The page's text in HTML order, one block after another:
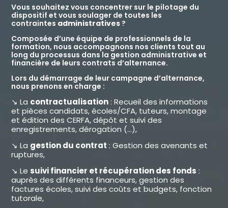
Vous souhaitez vous concentrer sur le pilotage du
dispositif et vous soulager de toutes les
contraintes administratives ?
Composée d’une équipe de professionnels de la
formation, nous accompagnons nos clients tout au
long du processus dans la gestion administrative et
financière de leurs contrats d’alternance.
Lors du démarrage de leur campagne d’alternance,
nous prenons en charge :
↘️ La contractualisation: Recueil des informations
et pièces candidats, écoles/CFA, tuteurs, montage
et édition des CERFA, dépôt et suivi des
enregistrements, dérogation (…),
↘️ La gestion du contrat : Gestion des avenants et
ruptures,
↘️ Le suivi financier et récupération des fonds :
auprès des différents financeurs, gestion des
factures écoles, suivi des coûts et budgets, fonction
tutorale,